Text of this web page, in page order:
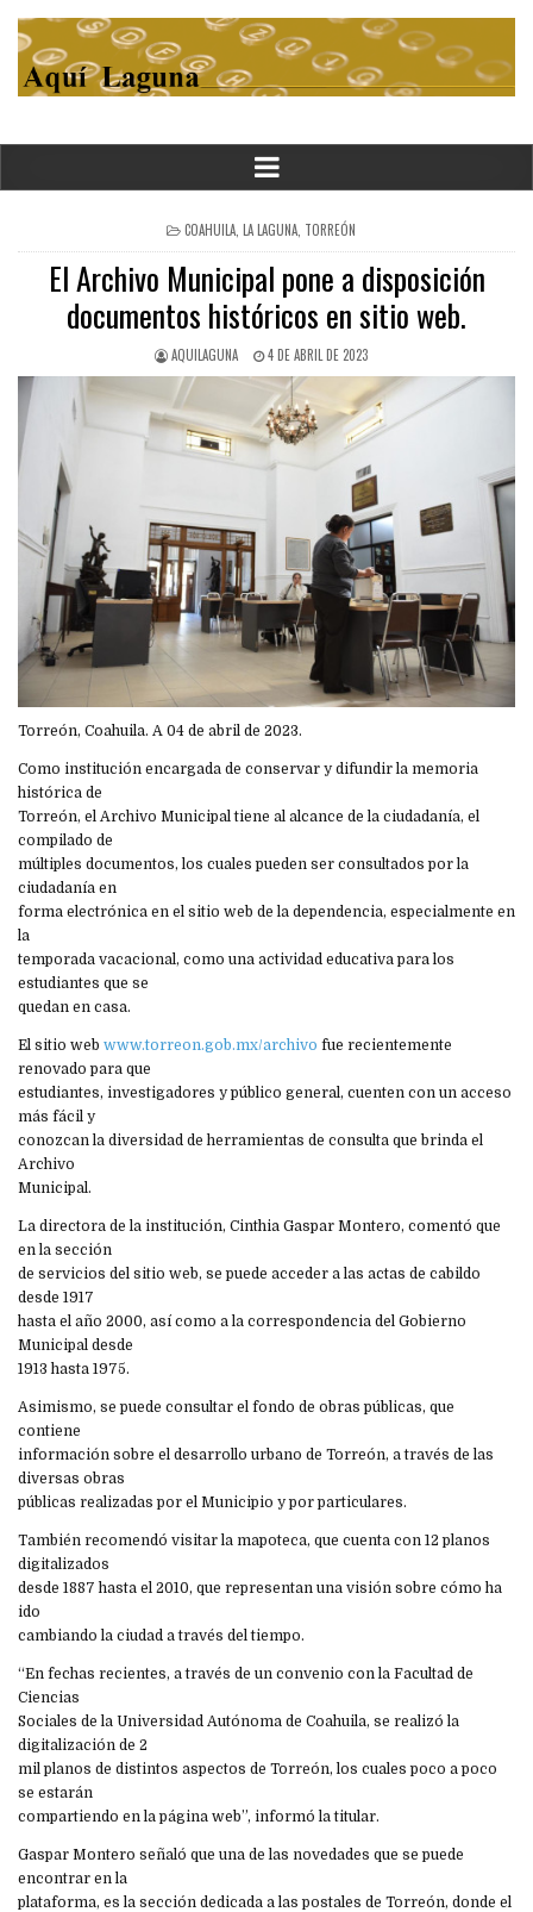
POSTED
IN
COAHUILA, LA LAGUNA, TORREÓN
El Archivo Municipal pone a disposición
documentos históricos en sitio web.
AQUILAGUNA 4 DE ABRIL DE 2023
Torreón, Coahuila. A 04 de abril de 2023.
Como institución encargada de conservar y difundir la memoria
histórica de
Torreón, el Archivo Municipal tiene al alcance de la ciudadanía, el
compilado de
múltiples documentos, los cuales pueden ser consultados por la
ciudadanía en
forma electrónica en el sitio web de la dependencia, especialmente en
la
temporada vacacional, como una actividad educativa para los
estudiantes que se
quedan en casa.
El sitio web www.torreon.gob.mx/archivo fue recientemente
renovado para que
estudiantes, investigadores y público general, cuenten con un acceso
más fácil y
conozcan la diversidad de herramientas de consulta que brinda el
Archivo
Municipal.
La directora de la institución, Cinthia Gaspar Montero, comentó que
en la sección
de servicios del sitio web, se puede acceder a las actas de cabildo
desde 1917
hasta el año 2000, así como a la correspondencia del Gobierno
Municipal desde
1913 hasta 1975.
Asimismo, se puede consultar el fondo de obras públicas, que
contiene
información sobre el desarrollo urbano de Torreón, a través de las
diversas obras
públicas realizadas por el Municipio y por particulares.
También recomendó visitar la mapoteca, que cuenta con 12 planos
digitalizados
desde 1887 hasta el 2010, que representan una visión sobre cómo ha
ido
cambiando la ciudad a través del tiempo.
“En fechas recientes, a través de un convenio con la Facultad de
Ciencias
Sociales de la Universidad Autónoma de Coahuila, se realizó la
digitalización de 2
mil planos de distintos aspectos de Torreón, los cuales poco a poco
se estarán
compartiendo en la página web”, informó la titular.
Gaspar Montero señaló que una de las novedades que se puede
encontrar en la
plataforma, es la sección dedicada a las postales de Torreón, donde el